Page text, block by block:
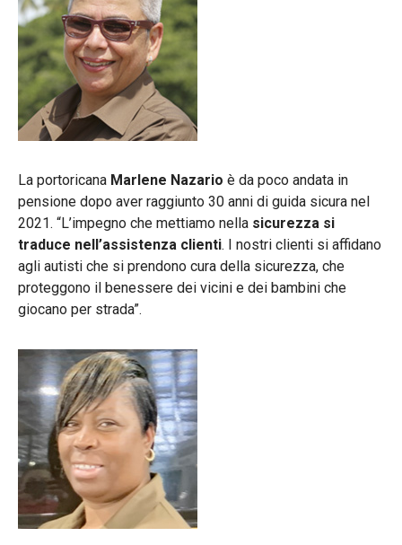
La portoricana Marlene Nazario è da poco andata in
pensione dopo aver raggiunto 30 anni di guida sicura nel
2021. “L’impegno che mettiamo nella sicurezza si
traduce nell’assistenza clienti. I nostri clienti si affidano
agli autisti che si prendono cura della sicurezza, che
proteggono il benessere dei vicini e dei bambini che
giocano per strada”.